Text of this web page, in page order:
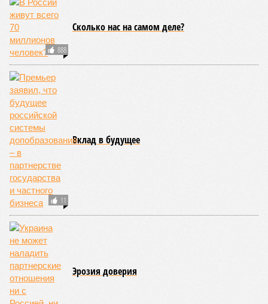
888
Сколько нас на самом деле?
11
Вклад в будущее
Эрозия доверия